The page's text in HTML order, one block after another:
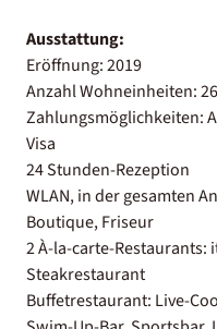
Ausstattung:
Eröffnung: 2019
Anzahl Wohneinheiten:
Zahlungsmöglichkeiten:
Visa
24 Stunden-Rezeption
WLAN, in der gesamten
Boutique, Friseur
2 À-la-carte-Restaurants:
Steakrestaurant
Buffetrestaurant: Live-